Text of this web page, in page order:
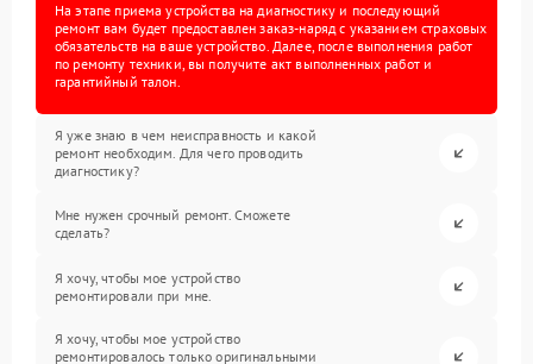
На этапе приема устройства на диагностику и последующий
ремонт вам будет предоставлен заказ-наряд с указанием страховых
обязательств на ваше устройство. Далее, после выполнения работ
по ремонту техники, вы получите акт выполненных работ и
гарантийный талон.
Я уже знаю в чем неисправность и какой
ремонт необходим. Для чего проводить
диагностику?
Мне нужен срочный ремонт. Сможете
сделать?
Я хочу, чтобы мое устройство
ремонтировали при мне.
Я хочу, чтобы мое устройство
ремонтировалось только оригинальными